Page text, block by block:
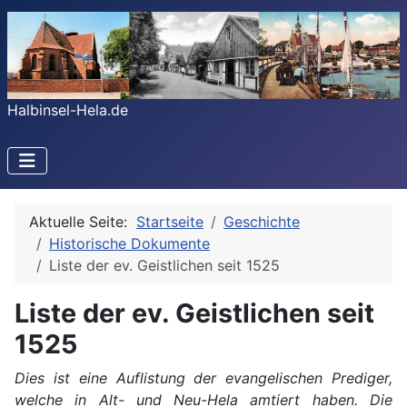
Halbinsel-Hela.de
Aktuelle Seite: Startseite
Geschichte
Historische Dokumente
Liste der ev. Geistlichen seit 1525
Liste der ev. Geistlichen seit
1525
Dies ist eine Auflistung der evangelischen Prediger,
welche in Alt- und Neu-Hela amtiert haben. Die